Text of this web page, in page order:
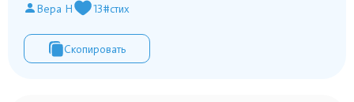
Вера Н 13#стих
Скопировать